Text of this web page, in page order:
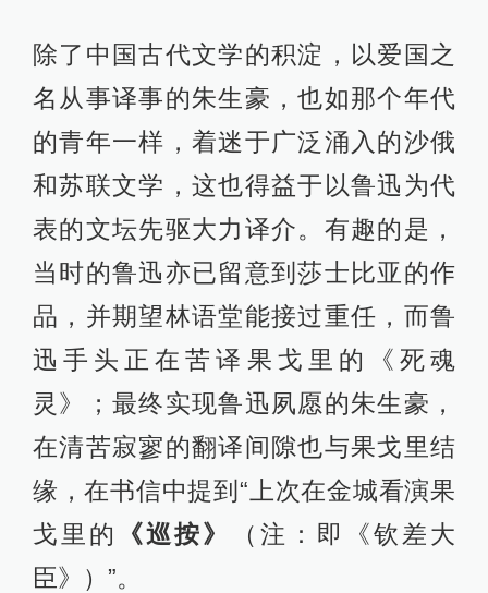
除了中国古代文学的积淀，以爱国之
名从事译事的朱生豪，也如那个年代
的青年一样，着迷于广泛涌入的沙俄
和苏联文学，这也得益于以鲁迅为代
表的文坛先驱大力译介。有趣的是，
当时的鲁迅亦已留意到莎士比亚的作
品，并期望林语堂能接过重任，而鲁
迅手头正在苦译果戈里的《死魂
灵》；最终实现鲁迅夙愿的朱生豪，
在清苦寂寥的翻译间隙也与果戈里结
缘，在书信中提到“上次在金城看演果
戈里的
《巡按》
（注：即《钦差大
臣》）”。